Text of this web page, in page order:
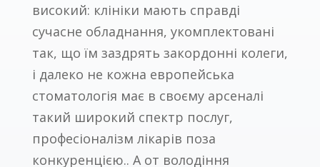
високий: клініки мають справді
сучасне обладнання, укомплектовані
так, що їм заздрять закордонні колеги,
і далеко не кожна европейська
стоматологія має в своєму арсеналі
такий широкий спектр послуг,
професіоналізм лікарів поза
конкуренцією.. А от володіння